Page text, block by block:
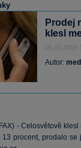
Prodej
klesl
05.05.2009
Autor:
- Celosvětově
13 procent, prodalo